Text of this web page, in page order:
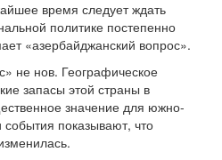
время следует ждать
политике постепенно
«азербайджанский вопрос».
не нов. Географическое
запасы этой страны в
значение для южно-
события показывают, что